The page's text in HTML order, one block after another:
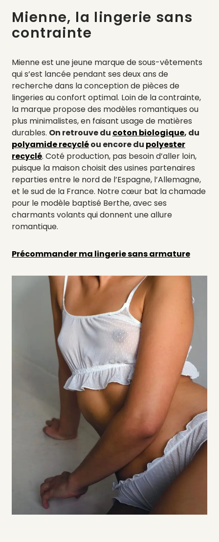
Mienne, la lingerie sans
contrainte
Mienne est une jeune marque de sous-vêtements
qui s’est lancée pendant ses deux ans de
recherche dans la conception de pièces de
lingeries au confort optimal. Loin de la contrainte,
la marque propose des modèles romantiques ou
plus minimalistes, en faisant usage de matières
durables. On retrouve du coton biologique, du
polyamide recycléou encore du polyester
recyclé. Coté production, pas besoin d’aller loin,
puisque la maison choisit des usines partenaires
reparties entre le nord de l’Espagne, l’Allemagne,
et le sud de la France. Notre cœur bat la chamade
pour le modèle baptisé Berthe, avec ses
charmants volants qui donnent une allure
romantique.
Précommander ma lingerie sans armature